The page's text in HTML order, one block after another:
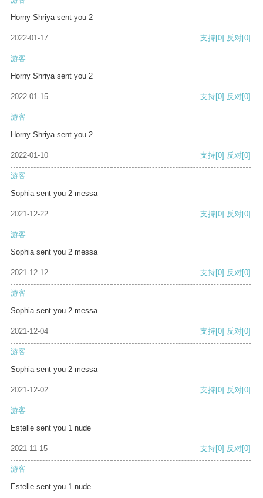
Horny Shriya sent you 2
2022-01-17 支持[0] 反对[0]
游客
Horny Shriya sent you 2
2022-01-15 支持[0] 反对[0]
游客
Horny Shriya sent you 2
2022-01-10 支持[0] 反对[0]
游客
Sophia sent you 2 messa
2021-12-22 支持[0] 反对[0]
游客
Sophia sent you 2 messa
2021-12-12 支持[0] 反对[0]
游客
Sophia sent you 2 messa
2021-12-04 支持[0] 反对[0]
游客
Sophia sent you 2 messa
2021-12-02 支持[0] 反对[0]
游客
Estelle sent you 1 nude
2021-11-15 支持[0] 反对[0]
游客
Estelle sent you 1 nude